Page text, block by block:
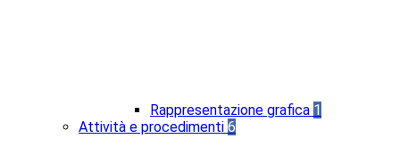
Rappresentazione grafica 1
Attività e procedimenti 6